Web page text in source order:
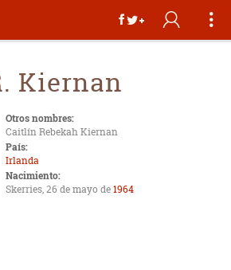
Kiernan
Otros nombres:
Caitlín Rebekah Kiernan
País:
Irlanda
Nacimiento:
Skerries, 26 de mayo de1964